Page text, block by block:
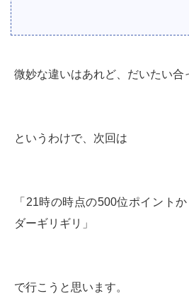
微妙な違いはあれど、だいたい合
というわけで、次回は
「21時の時点の500位ポイントか
ダーギリギリ」
で行こうと思います。